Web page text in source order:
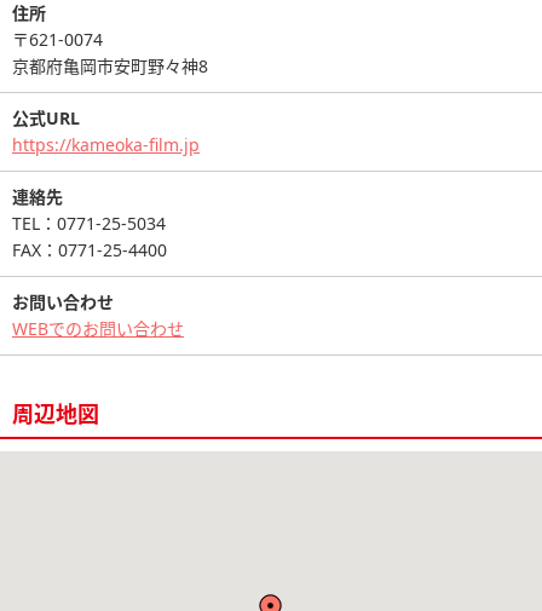
住所
〒621-0074
京都府亀岡市安町野々神8
公式URL
https://kameoka-film.jp
連絡先
TEL：0771-25-5034
FAX：0771-25-4400
お問い合わせ
WEBでのお問い合わせ
周辺地図